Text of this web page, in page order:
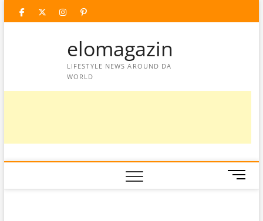
facebooktwitter
instagram
googleplus
pinterest
elomagazin
LIFESTYLE NEWS AROUND DA
WORLD
M
e